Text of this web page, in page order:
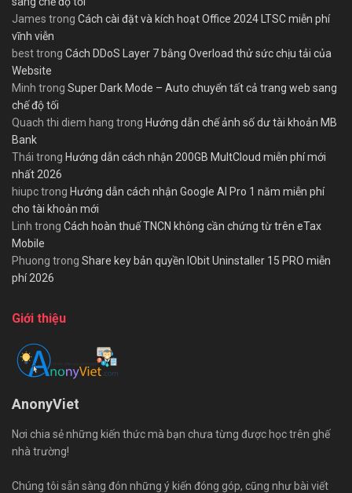
James trong Cách cài đặt và kích hoạt Office 2024 LTSC miễn phí
vĩnh viễn
besttrong Cách DDoS Layer 7 bằng Overload thử sức chịu tải của
Website
Minh trong Super Dark Mode – Auto chuyển tất cả trang web sang
chế độ tối
Quach thi diem hang trong Hướng dẫn chế ảnh số dư tài khoản MB
Bank
Thái trong Hướng dẫn cách nhận 200GB MultCloud miễn phí mới
nhất 2026
hiupctrong Hướng dẫn cách nhận Google AI Pro 1 năm miễn phí
cho tài khoản mới
Linh trong Cách hoàn thuế TNCN không cần chứng từ trên eTax
Mobile
Phuong trong Share key bản quyền IObit Uninstaller 15 PRO miễn
phí 2026
Giới thiệu
AnonyViet
Nơi chia sẻ những kiến thức mà bạn chưa từng được học trên ghế
nhà trường!
Chúng tôi sẵn sàng đón những ý kiến đóng góp, cũng như bài viết